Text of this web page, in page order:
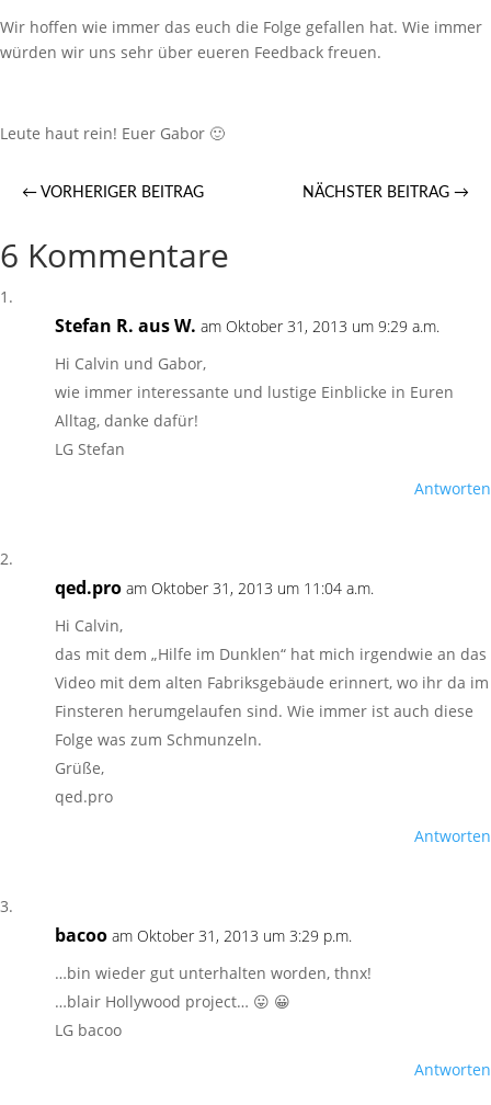
Wir hoffen wie immer das euch die Folge gefallen hat. Wie immer
würden wir uns sehr über eueren Feedback freuen.
Leute haut rein! Euer Gabor 🙂
← VORHERIGER BEITRAG NÄCHSTER BEITRAG →
6 Kommentare
Stefan R. aus W. am Oktober 31, 2013 um 9:29 a.m.
Hi Calvin und Gabor,
wie immer interessante und lustige Einblicke in Euren
Alltag, danke dafür!
LG Stefan
Antworten
qed.pro am Oktober 31, 2013 um 11:04 a.m.
Hi Calvin,
das mit dem „Hilfe im Dunklen“ hat mich irgendwie an das
Video mit dem alten Fabriksgebäude erinnert, wo ihr da im
Finsteren herumgelaufen sind. Wie immer ist auch diese
Folge was zum Schmunzeln.
Grüße,
qed.pro
Antworten
bacoo am Oktober 31, 2013 um 3:29 p.m.
…bin wieder gut unterhalten worden, thnx!
…blair Hollywood project… 😛 😀
LG bacoo
Antworten